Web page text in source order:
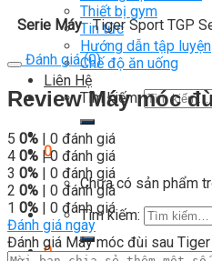
Thiết bị gym
Tin tức
Hướng dẫn tập luyện
Chế độ ăn uống
Liên Hệ
Tìm kiếm:
0
Chưa có sản phẩm
Tìm kiếm:
0
Serie Máy
Tiger Sport TGP
Đánh giá (0)
Review Máy móc
5 0% | 0 đánh giá
4 0% | 0 đánh giá
3 0% | 0 đánh giá
2 0% | 0 đánh giá
1 0% | 0 đánh giá
Đánh giá ngay
Đánh giá Máy móc đùi sau